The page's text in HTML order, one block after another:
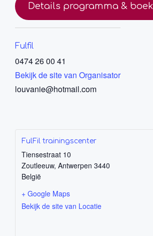
Details programma &
Fulfil
0474 26 00 41
Bekijk de site van Organisator
louvanie@hotmail.com
FulFil trainingscenter
Tiensestraat 10
Zoutleeuw, Antwerpen 3440
België
+ Google Maps
Bekijk de site van Locatie